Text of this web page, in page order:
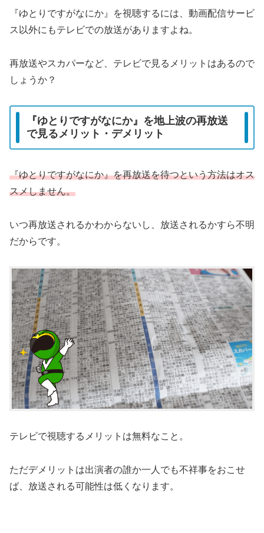
『ゆとりですがなにか』を視聴するには、動画配信サービ
ス以外にもテレビでの放送がありますよね。
再放送やスカパーなど、テレビで見るメリットはあるので
しょうか？
『ゆとりですがなにか』を地上波の再放送
で見るメリット・デメリット
『ゆとりですがなにか』を再放送を待つという方法はオス
スメしません。
いつ再放送されるかわからないし、放送されるかすら不明
だからです。
テレビで視聴するメリットは無料なこと。
ただデメリットは出演者の誰か一人でも不祥事をおこせ
ば、放送される可能性は低くなります。